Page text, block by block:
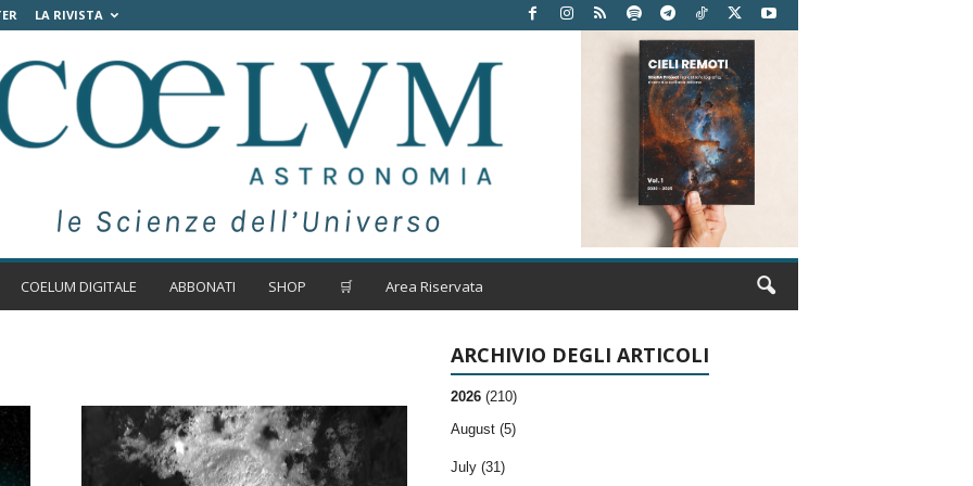
LA RIVISTA
COELUM DIGITALE ABBONATI SHOP 🛒 Area Riservata
ARCHIVIO DEGLI ARTICOLI
2026 (210)
August (5)
July (31)